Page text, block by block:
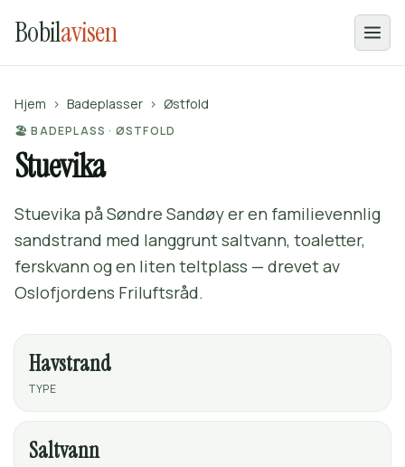
Bobilavisen
Hjem › Badeplasser › Østfold
🏖️ BADEPLASS · ØSTFOLD
Stuevika
Stuevika på Søndre Sandøy er en familievennlig
sandstrand med langgrunt saltvann, toaletter,
ferskvann og en liten teltplass — drevet av
Oslofjordens Friluftsråd.
Havstrand
TYPE
Saltvann